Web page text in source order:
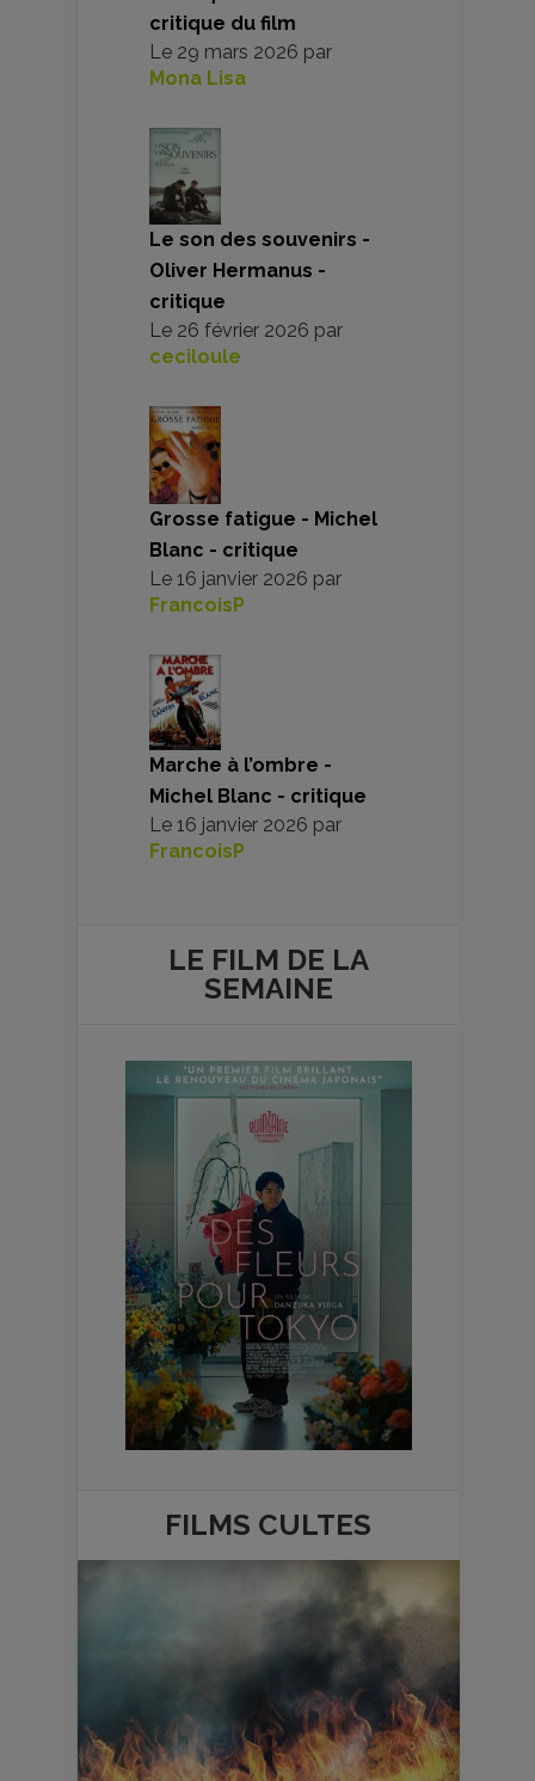
critique du film
Le 29 mars 2026 par
Mona Lisa
Le son des souvenirs -
Oliver Hermanus -
critique
Le 26 février 2026 par
ceciloule
Grosse fatigue - Michel
Blanc - critique
Le 16 janvier 2026 par
FrancoisP
Marche à l’ombre -
Michel Blanc - critique
Le 16 janvier 2026 par
FrancoisP
LE FILM DE LA
SEMAINE
FILMS CULTES